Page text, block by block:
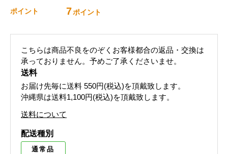
ポイント 7ポイント
こちらは商品不良をのぞくお客様都合の返品・交換は
承っておりません。予めご了承くださいませ。
送料
お届け先毎に送料 550円(税込)を頂戴致します。
沖縄県は送料1,100円(税込)を頂戴致します。
送料について
配送種別
通常品